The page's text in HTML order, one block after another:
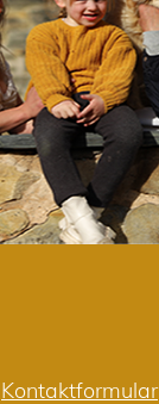
Kontaktformular